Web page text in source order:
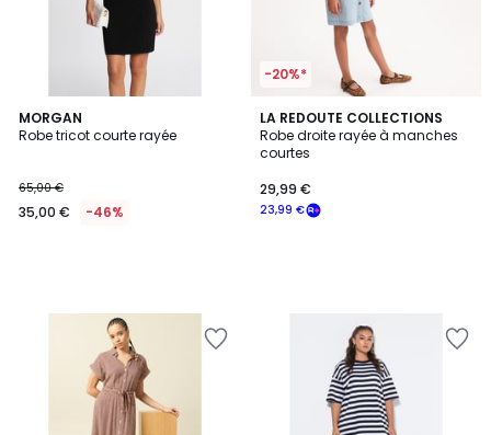
MORGAN
Robe tricot courte rayée
65,00 €
35,00 € -46%
-20%*
LA REDOUTE COLLECTIONS
Robe droite rayée à manches
courtes
23,99 €
29,99 €